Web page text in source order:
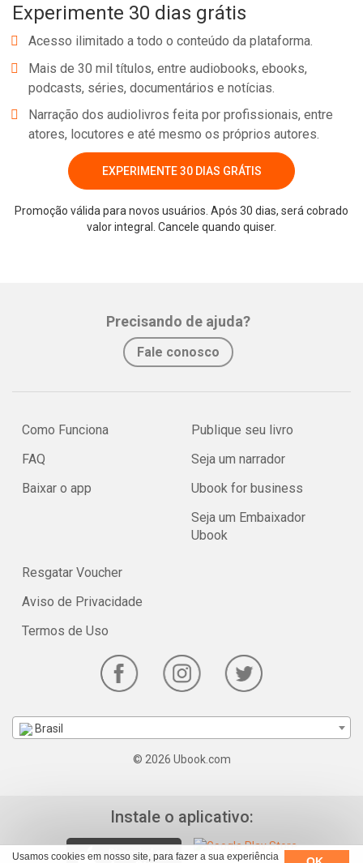
Usamos cookies em nosso site, para fazer a sua experiência
Experimente 30 dias grátis
Acesso ilimitado a todo o conteúdo da plataforma.
Mais de 30 mil títulos, entre audiobooks, ebooks,
podcasts, séries, documentários e notícias.
Narração dos audiolivros feita por profissionais, entre
atores, locutores e até mesmo os próprios autores.
EXPERIMENTE 30 DIAS GRÁTIS
Promoção válida para novos usuários. Após 30 dias, será cobrado
valor integral. Cancele quando quiser.
Precisando de ajuda?
Fale conosco
Como Funciona
FAQ
Baixar o app
Publique seu livro
Seja um narrador
Ubook for business
Seja um Embaixador
Ubook
Resgatar Voucher
Aviso de Privacidade
Termos de Uso
Brasil
© 2026 Ubook.com
Instale o aplicativo: